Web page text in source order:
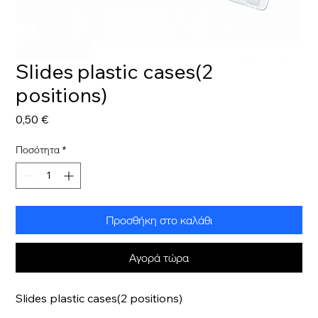
Slides plastic cases(2
positions)
0,50 €Τιμή
Ποσότητα *
Προσθήκη στο καλάθι
Αγορά τώρα
Slides plastic cases(2 positions)